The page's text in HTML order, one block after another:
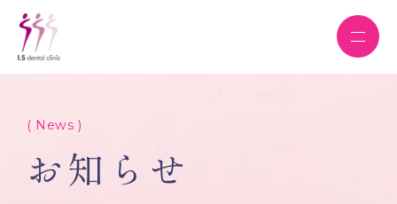
( News )
お知らせ